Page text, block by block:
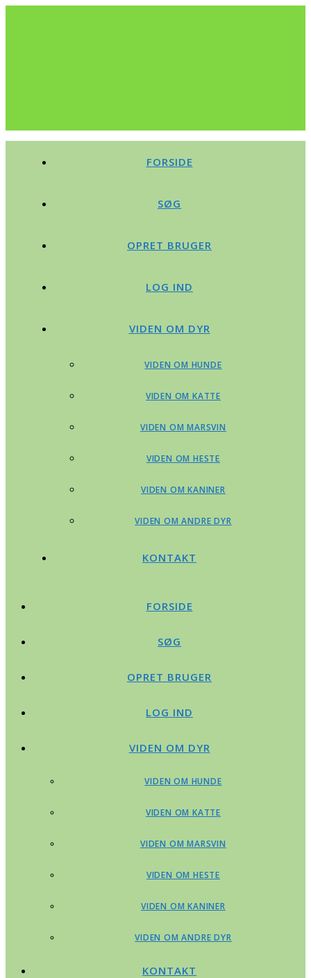
FORSIDE
SØG
OPRET BRUGER
LOG IND
VIDEN OM DYR
VIDEN OM HUNDE
VIDEN OM KATTE
VIDEN OM MARSVIN
VIDEN OM HESTE
VIDEN OM KANINER
VIDEN OM ANDRE DYR
KONTAKT
FORSIDE
SØG
OPRET BRUGER
LOG IND
VIDEN OM DYR
VIDEN OM HUNDE
VIDEN OM KATTE
VIDEN OM MARSVIN
VIDEN OM HESTE
VIDEN OM KANINER
VIDEN OM ANDRE DYR
KONTAKT